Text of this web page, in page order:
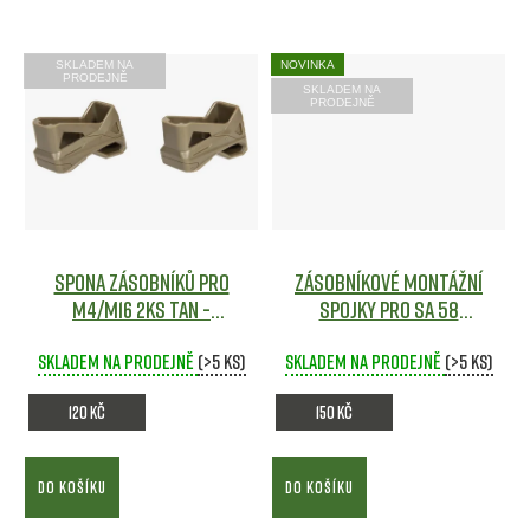
SKLADEM NA
PRODEJNĚ
Spona zásobníků pro
M4/M16 2ks TAN -
Skladem na prodejně (>5 ks)
120 Kč
DO KOŠÍKU
NOVINKA
SKLADEM NA
PRODEJNĚ
Zásobníkové montážní
spojky pro Sa 58
Skladem na prodejně (>5 ks)
150 Kč
DO KOŠÍKU